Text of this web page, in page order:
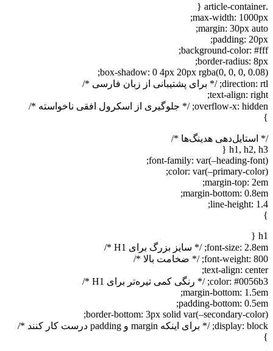
.article-container {
max-width: 1000px;
margin: 30px auto;
padding: 20px;
background-color: #fff;
border-radius: 8px;
box-shadow: 0 4px 20px rgba(0, 0, 0, 0.08);
direction: rtl; /* برای پشتیبانی از زبان فارسی */
text-align: right;
overflow-x: hidden; /* جلوگیری از اسکرول افقی ناخواسته */
}
/* استایل‌دهی هدینگ‌ها */
h1, h2, h3 {
font-family: var(–heading-font);
color: var(–primary-color);
margin-top: 2em;
margin-bottom: 0.8em;
line-height: 1.4;
}
h1 {
font-size: 2.8em; /* سایز بزرگ برای H1 */
font-weight: 800; /* ضخامت بالا */
text-align: center;
color: #0056b3; /* رنگی کمی تیره‌تر برای H1 */
margin-bottom: 1.5em;
padding-bottom: 0.5em;
border-bottom: 3px solid var(–secondary-color);
display: block; /* برای اینکه margin و padding درست کار کنند */
}